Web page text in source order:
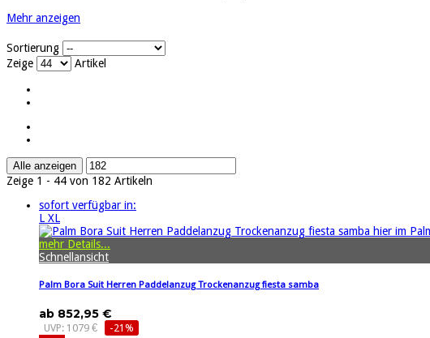
Mehr anzeigen
Sortierung
Zeige
Artikel
Alle anzeigen
Zeige 1 - 44 von 182 Artikeln
sofort verfügbar in:
L XL
mehr Details...
Schnellansicht
Palm Bora Suit Herren Paddelanzug Trockenanzug fiesta samba
ab 852,95 €
UVP: 1079 € -21%